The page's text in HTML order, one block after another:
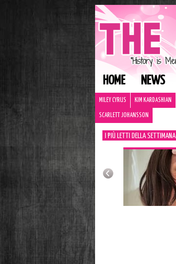
HOME NEWS
MILEY CYRUS KIM KARDASHIAN
SCARLETT JOHANSSON
I PIÙ LETTI DELLA SETTIMANA